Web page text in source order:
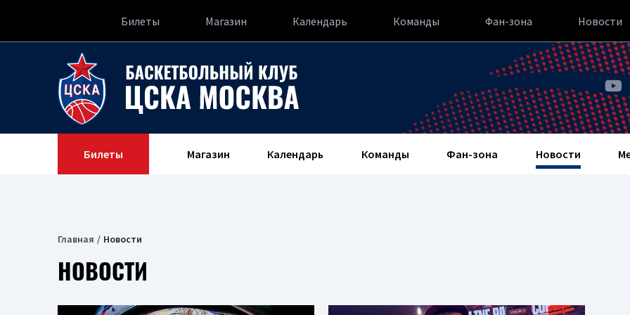
Билеты Магазин Календарь Команды Фан-зона Новости
Билеты Магазин Календарь Команды Фан-зона Новости
Главная Новости
НОВОСТИ